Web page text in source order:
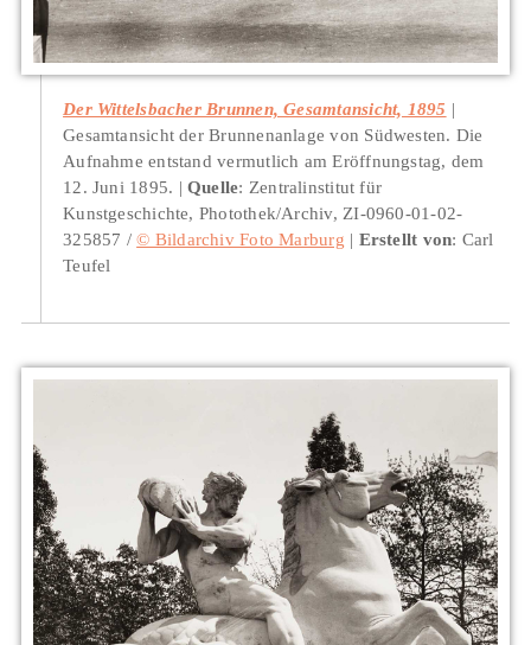
Der Wittelsbacher Brunnen, Gesamtansicht, 1895
Gesamtansicht der Brunnenanlage von Südwesten. Die
Aufnahme entstand vermutlich am Eröffnungstag, dem
12. Juni 1895.
Quelle: Zentralinstitut für
Kunstgeschichte, Photothek/Archiv, ZI-0960-01-02-
325857 /© Bildarchiv Foto Marburg Erstellt von: Carl
Teufel